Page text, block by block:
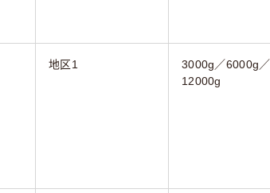
地区1
3000g／6000g／
12000g